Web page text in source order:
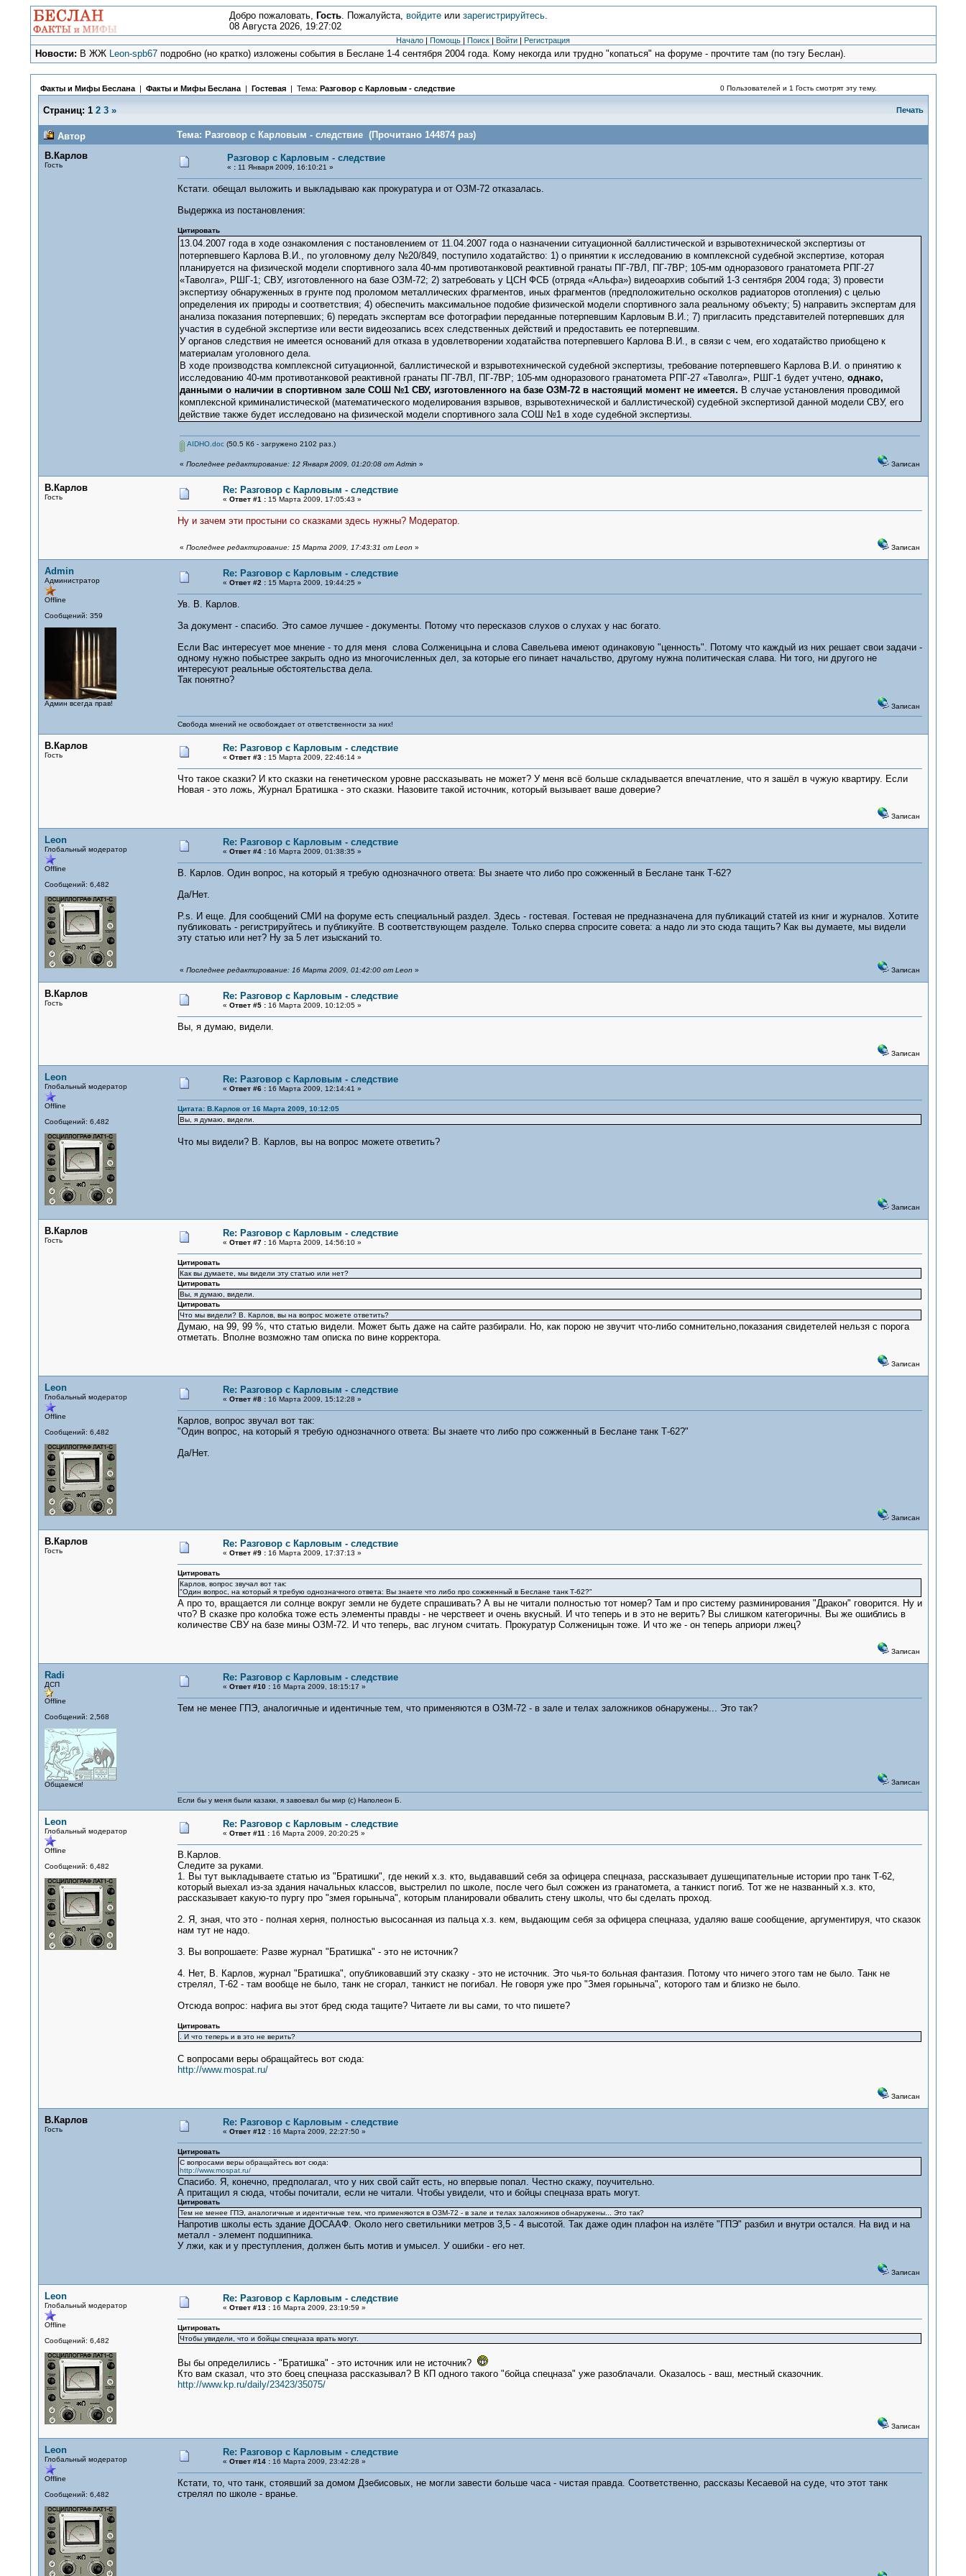
Добро пожаловать, Гость. Пожалуйста, войдитеили зарегистрируйтесь.
08 Августа 2026, 19:27:02
Начало | Помощь | Поиск | Войти | Регистрация
Новости: В ЖЖ Leon-spb67 подробно (но кратко) изложены события в Беслане 1-4 сентября 2004 года. Кому некогда или трудно "копаться" на форуме - прочтите там (по тэгу Беслан).
Факты и Мифы Беслана| Факты и Мифы Беслана| Гостевая | Тема: Разговор с Карловым - следствие 0 Пользователей и 1 Гость смотрят эту тему.
Страниц: 1 2 3 » Печать
Автор
Тема: Разговор с Карловым - следствие (Прочитано 144874 раз)
В.Карлов
Гость
Разговор с Карловым - следствие
« :11 Января 2009, 16:10:21 »
Кстати. обещал выложить и выкладываю как прокуратура и от ОЗМ-72 отказалась.
Выдержка из постановления:
Цитировать
13.04.2007 года в ходе ознакомления с постановлением от 11.04.2007 года о назначении ситуационной баллистической и взрывотехнической экспертизы от
потерпевшего Карлова В.И., по уголовному делу №20/849, поступило ходатайство: 1) о принятии к исследованию в комплексной судебной экспертизе, которая
планируется на физической модели спортивного зала 40-мм противотанковой реактивной гранаты ПГ-7ВЛ, ПГ-7ВР; 105-мм одноразового гранатомета РПГ-27
«Таволга», РШГ-1; СВУ, изготовленного на базе ОЗМ-72; 2) затребовать у ЦСН ФСБ (отряда «Альфа») видеоархив событий 1-3 сентября 2004 года; 3) провести
экспертизу обнаруженных в грунте под проломом металлических фрагментов, иных фрагментов (предположительно осколков радиаторов отопления) с целью
определения их природы и соответствия; 4) обеспечить максимальное подобие физической модели спортивного зала реальному объекту; 5) направить экспертам для
анализа показания потерпевших; 6) передать экспертам все фотографии переданные потерпевшим Карловым В.И.; 7) пригласить представителей потерпевших для
участия в судебной экспертизе или вести видеозапись всех следственных действий и предоставить ее потерпевшим.
У органов следствия не имеется оснований для отказа в удовлетворении ходатайства потерпевшего Карлова В.И., в связи с чем, его ходатайство приобщено к
материалам уголовного дела.
В ходе производства комплексной ситуационной, баллистической и взрывотехнической судебной экспертизы, требование потерпевшего Карлова В.И. о принятию к
исследованию 40-мм противотанковой реактивной гранаты ПГ-7ВЛ, ПГ-7ВР; 105-мм одноразового гранатомета РПГ-27 «Таволга», РШГ-1 будет учтено, однако,
данными о наличии в спортивном зале СОШ №1 СВУ, изготовленного на базе ОЗМ-72 в настоящий момент не имеется. В случае установления проводимой
комплексной криминалистической (математического моделирования взрывов, взрывотехнической и баллистической) судебной экспертизой данной модели СВУ, его
действие также будет исследовано на физической модели спортивного зала СОШ №1 в ходе судебной экспертизы.
AIDHO.doc(50.5 Кб - загружено 2102 раз.)
« Последнее редактирование: 12 Января 2009, 01:20:08 от Admin » Записан
В.Карлов
Гость
Re: Разговор с Карловым - следствие
« Ответ #1 :15 Марта 2009, 17:05:43 »
Ну и зачем эти простыни со сказками здесь нужны? Модератор.
« Последнее редактирование: 15 Марта 2009, 17:43:31 от Leon » Записан
Admin
Администратор
Offline
Сообщений: 359
Админ всегда прав!
Re: Разговор с Карловым - следствие
« Ответ #2 :15 Марта 2009, 19:44:25 »
Ув. В. Карлов.
За документ - спасибо. Это самое лучшее - документы. Потому что пересказов слухов о слухах у нас богато.
Если Вас интересует мое мнение - то для меня слова Солженицына и слова Савельева имеют одинаковую "ценность". Потому что каждый из них решает свои задачи -
одному нужно побыстрее закрыть одно из многочисленных дел, за которые его пинает начальство, другому нужна политическая слава. Ни того, ни другого не
интересуют реальные обстоятельства дела.
Так понятно?
Записан
Свобода мнений не освобождает от ответственности за них!
В.Карлов
Гость
Re: Разговор с Карловым - следствие
« Ответ #3 :15 Марта 2009, 22:46:14 »
Что такое сказки? И кто сказки на генетическом уровне рассказывать не может? У меня всё больше складывается впечатление, что я зашёл в чужую квартиру. Если
Новая - это ложь, Журнал Братишка - это сказки. Назовите такой источник, который вызывает ваше доверие?
Записан
Leon
Глобальный модератор
Offline
Сообщений: 6,482
Re: Разговор с Карловым - следствие
« Ответ #4 :16 Марта 2009, 01:38:35 »
В. Карлов. Один вопрос, на который я требую однозначного ответа: Вы знаете что либо про сожженный в Беслане танк Т-62?
Да/Нет.
P.s. И еще. Для сообщений СМИ на форуме есть специальный раздел. Здесь - гостевая. Гостевая не предназначена для публикаций статей из книг и журналов. Хотите
публиковать - регистрируйтесь и публикуйте. В соответствующем разделе. Только сперва спросите совета: а надо ли это сюда тащить? Как вы думаете, мы видели
эту статью или нет? Ну за 5 лет изысканий то.
« Последнее редактирование: 16 Марта 2009, 01:42:00 от Leon » Записан
В.Карлов
Гость
Re: Разговор с Карловым - следствие
« Ответ #5 :16 Марта 2009, 10:12:05 »
Вы, я думаю, видели.
Записан
Leon
Глобальный модератор
Offline
Сообщений: 6,482
Re: Разговор с Карловым - следствие
« Ответ #6 :16 Марта 2009, 12:14:41 »
Цитата: В.Карлов от 16 Марта 2009, 10:12:05
Вы, я думаю, видели.
Что мы видели? В. Карлов, вы на вопрос можете ответить?
Записан
В.Карлов
Гость
Re: Разговор с Карловым - следствие
« Ответ #7 :16 Марта 2009, 14:56:10 »
Цитировать
Как вы думаете, мы видели эту статью или нет?
Цитировать
Вы, я думаю, видели.
Цитировать
Что мы видели? В. Карлов, вы на вопрос можете ответить?
Думаю, на 99, 99 %, что статью видели. Может быть даже на сайте разбирали. Но, как порою не звучит что-либо сомнительно,показания свидетелей нельзя с порога
отметать. Вполне возможно там описка по вине корректора.
Записан
Leon
Глобальный модератор
Offline
Сообщений: 6,482
Re: Разговор с Карловым - следствие
« Ответ #8 :16 Марта 2009, 15:12:28 »
Карлов, вопрос звучал вот так:
"Один вопрос, на который я требую однозначного ответа: Вы знаете что либо про сожженный в Беслане танк Т-62?"
Да/Нет.
Записан
В.Карлов
Гость
Re: Разговор с Карловым - следствие
« Ответ #9 :16 Марта 2009, 17:37:13 »
Цитировать
Карлов, вопрос звучал вот так:
"Один вопрос, на который я требую однозначного ответа: Вы знаете что либо про сожженный в Беслане танк Т-62?"
А про то, вращается ли солнце вокруг земли не будете спрашивать? А вы не читали полностью тот номер? Там и про систему разминирования "Дракон" говорится. Ну и
что? В сказке про колобка тоже есть элементы правды - не черствеет и очень вкусный. И что теперь и в это не верить? Вы слишком категоричны. Вы же ошиблись в
количестве СВУ на базе мины ОЗМ-72. И что теперь, вас лгуном считать. Прокуратур Солженицын тоже. И что же - он теперь априори лжец?
Записан
Radi
ДСП
Offline
Сообщений: 2,568
Общаемся!
Re: Разговор с Карловым - следствие
« Ответ #10 :16 Марта 2009, 18:15:17 »
Тем не менее ГПЭ, аналогичные и идентичные тем, что применяются в ОЗМ-72 - в зале и телах заложников обнаружены... Это так?
Записан
Если бы у меня были казаки, я завоевал бы мир (с) Наполеон Б.
Leon
Глобальный модератор
Offline
Сообщений: 6,482
Re: Разговор с Карловым - следствие
« Ответ #11 :16 Марта 2009, 20:20:25 »
В.Карлов.
Следите за руками.
1. Вы тут выкладываете статью из "Братишки", где некий х.з. кто, выдававший себя за офицера спецназа, рассказывает душещипательные истории про танк Т-62,
который выехал из-за здания начальных классов, выстрелил по школе, после чего был сожжен из гранатомета, а танкист погиб. Тот же не названный х.з. кто,
рассказывает какую-то пургу про "змея горыныча", которым планировали обвалить стену школы, что бы сделать проход.
2. Я, зная, что это - полная херня, полностью высосанная из пальца х.з. кем, выдающим себя за офицера спецназа, удаляю ваше сообщение, аргументируя, что сказок
нам тут не надо.
3. Вы вопрошаете: Разве журнал "Братишка" - это не источник?
4. Нет, В. Карлов, журнал "Братишка", опубликовавший эту сказку - это не источник. Это чья-то больная фантазия. Потому что ничего этого там не было. Танк не
стрелял, Т-62 - там вообще не было, танк не сгорал, танкист не погибал. Не говоря уже про "Змея горыныча", которого там и близко не было.
Отсюда вопрос: нафига вы этот бред сюда тащите? Читаете ли вы сами, то что пишете?
Цитировать
. И что теперь и в это не верить?
С вопросами веры обращайтесь вот сюда:
http://www.mospat.ru/
Записан
В.Карлов
Гость
Re: Разговор с Карловым - следствие
« Ответ #12 :16 Марта 2009, 22:27:50 »
Цитировать
С вопросами веры обращайтесь вот сюда:
http://www.mospat.ru/
Спасибо. Я, конечно, предполагал, что у них свой сайт есть, но впервые попал. Честно скажу, поучительно.
А притащил я сюда, чтобы почитали, если не читали. Чтобы увидели, что и бойцы спецназа врать могут.
Цитировать
Тем не менее ГПЭ, аналогичные и идентичные тем, что применяются в ОЗМ-72 - в зале и телах заложников обнаружены... Это так?
Напротив школы есть здание ДОСААФ. Около него светильники метров 3,5 - 4 высотой. Так даже один плафон на излёте "ГПЭ" разбил и внутри остался. На вид и на
металл - элемент подшипника.
У лжи, как и у преступления, должен быть мотив и умысел. У ошибки - его нет.
Записан
Leon
Глобальный модератор
Offline
Сообщений: 6,482
Re: Разговор с Карловым - следствие
« Ответ #13 :16 Марта 2009, 23:19:59 »
Цитировать
Чтобы увидели, что и бойцы спецназа врать могут.
Вы бы определились - "Братишка" - это источник или не источник?
Кто вам сказал, что это боец спецназа рассказывал? В КП одного такого "бойца спецназа" уже разоблачали. Оказалось - ваш, местный сказочник.
http://www.kp.ru/daily/23423/35075/
Записан
Leon
Глобальный модератор
Offline
Сообщений: 6,482
Re: Разговор с Карловым - следствие
« Ответ #14 :16 Марта 2009, 23:42:28 »
Кстати, то, что танк, стоявший за домом Дзебисовых, не могли завести больше часа - чистая правда. Соответственно, рассказы Кесаевой на суде, что этот танк
стрелял по школе - вранье.